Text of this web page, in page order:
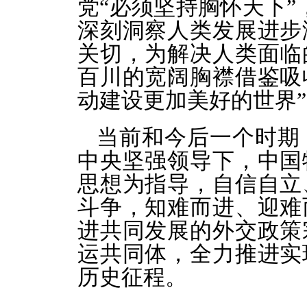
党“必须坚持胸怀天下
深刻洞察人类发展进
关切，为解决人类面
百川的宽阔胸襟借鉴
动建设更加美好的世界
当前和今后一个时
中央坚强领导下，中
思想为指导，自信自
斗争，知难而进、迎
进共同发展的外交政
运共同体，全力推进
历史征程。